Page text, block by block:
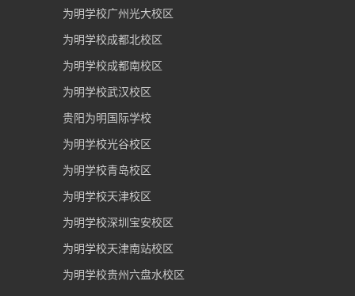
为明学校广州光大校区
为明学校成都北校区
为明学校成都南校区
为明学校武汉校区
贵阳为明国际学校
为明学校光谷校区
为明学校青岛校区
为明学校天津校区
为明学校深圳宝安校区
为明学校天津南站校区
为明学校贵州六盘水校区